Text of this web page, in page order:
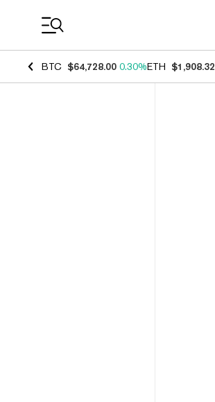
BTC $64,728.00 0.30%ETH $1,908.32